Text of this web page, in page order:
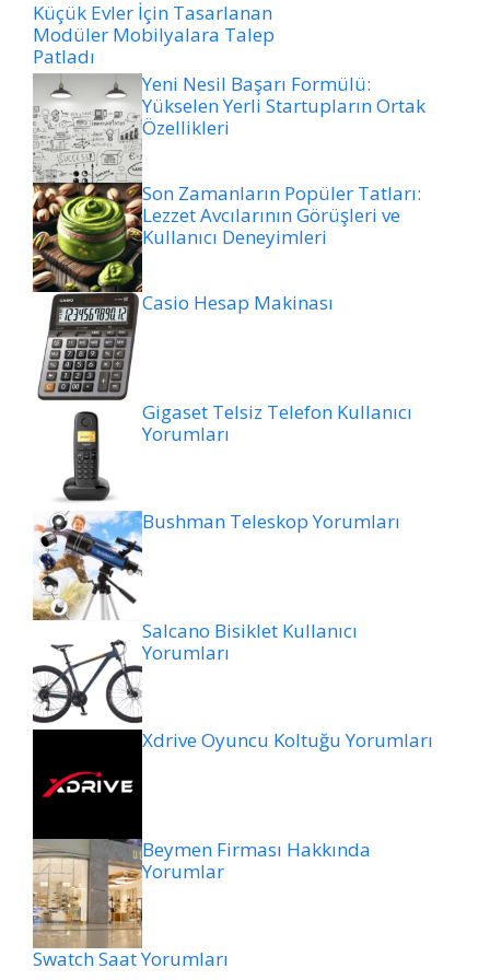
Küçük Evler İçin Tasarlanan
Modüler Mobilyalara Talep
Patladı
Yeni Nesil Başarı Formülü:
Yükselen Yerli Startupların Ortak
Özellikleri
Son Zamanların Popüler Tatları:
Lezzet Avcılarının Görüşleri ve
Kullanıcı Deneyimleri
Casio Hesap Makinası
Gigaset Telsiz Telefon Kullanıcı
Yorumları
Bushman Teleskop Yorumları
Salcano Bisiklet Kullanıcı
Yorumları
Xdrive Oyuncu Koltuğu Yorumları
Beymen Firması Hakkında
Yorumlar
Swatch Saat Yorumları